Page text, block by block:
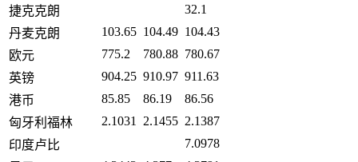
捷克克朗
32.1
丹麦克朗
103.65 104.49 104.43
欧元
775.2 780.88 780.67
英镑
904.25 910.97 911.63
港币
85.85 86.19
86.56
匈牙利福林
2.1031 2.1455 2.1387
印度卢比
7.0978